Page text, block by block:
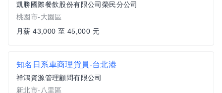
凱勝國際餐飲股份有限公司榮民分公司
桃園市-大園區
月薪 43,000 至 45,000 元
知名日系車商理貨員-台北港
祥鴻資源管理顧問有限公司
新北市-八里區